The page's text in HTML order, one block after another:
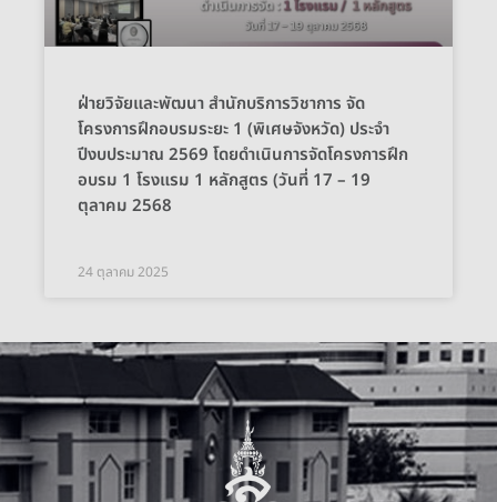
ฝ่ายวิจัยและพัฒนา สำนักบริการวิชาการ จัด
โครงการฝึกอบรมระยะ 1 (พิเศษจังหวัด) ประจำ
ปีงบประมาณ 2569 โดยดำเนินการจัดโครงการฝึก
อบรม 1 โรงแรม 1 หลักสูตร (วันที่ 17 – 19
ตุลาคม 2568
24 ตุลาคม 2025